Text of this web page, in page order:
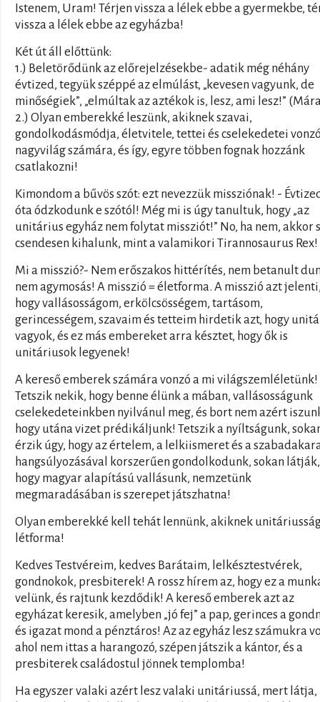
Istenem, Uram! Térjen vissza a lélek ebbe a gyermekbe,
vissza a lélek ebbe az egyházba!
Két út áll előttünk:
1.) Beletörődünk az előrejelzésekbe- adatik még néhány
évtized, tegyük széppé az elmúlást, „kevesen vagyunk, de
minőségiek”, „elmúltak az aztékok is, lesz, ami lesz!”
2.) Olyan emberekké leszünk, akiknek szavai,
gondolkodásmódja, életvitele, tettei és cselekedetei
nagyvilág számára, és így, egyre többen fognak hozzánk
csatlakozni!
Kimondom a bűvös szót: ezt nevezzük missziónak! -
óta ódzkodunk e szótól! Még mi is úgy tanultuk, hogy „az
unitárius egyház nem folytat missziót!” No, ha nem, akkor
csendesen kihalunk, mint a valamikori Tirannosaurus Rex!
Mi a misszió?- Nem erőszakos hittérítés, nem betanult
nem agymosás! A misszió = életforma. A misszió azt
hogy vallásosságom, erkölcsösségem, tartásom,
gerincességem, szavaim és tetteim hirdetik azt, hogy
vagyok, és ez más embereket arra késztet, hogy ők is
unitáriusok legyenek!
A kereső emberek számára vonzó a mi világszemléletünk!
Tetszik nekik, hogy benne élünk a mában, vallásosságunk
cselekedeteinkben nyilvánul meg, és bort nem azért
hogy utána vizet prédikáljunk! Tetszik a nyíltságunk,
érzik úgy, hogy az értelem, a lelkiismeret és a
hangsúlyozásával korszerűen gondolkodunk, sokan látják,
hogy magyar alapítású vallásunk, nemzetünk
megmaradásában is szerepet játszhatna!
Olyan emberekké kell tehát lennünk, akiknek
létforma!
Kedves Testvéreim, kedves Barátaim, lelkésztestvérek,
gondnokok, presbiterek! A rossz hírem az, hogy ez a
velünk, és rajtunk kezdődik! A kereső emberek azt az
egyházat keresik, amelyben „jó fej” a pap, gerinces a
és igazat mond a pénztáros! Az az egyház lesz számukra
ahol nem ittas a harangozó, szépen játszik a kántor, és a
presbiterek családostul jönnek templomba!
Ha egyszer valaki azért lesz valaki unitáriussá, mert látja,